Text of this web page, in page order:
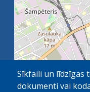
Sīkfaili un līdzīgas
dokumenti vai